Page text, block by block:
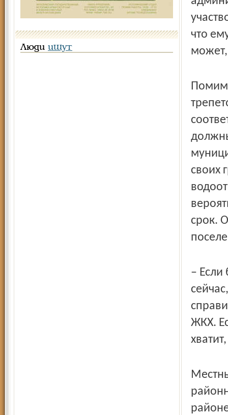
Люди ищут
что
своих
срок.
– Если
ЖКХ.